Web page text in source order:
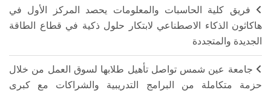
فريق كلية الحاسبات والمعلومات يحصد المركز الأول في
هاكاثون الذكاء الاصطناعي لابتكار حلول ذكية في قطاع الطاقة
الجديدة والمتجددة
جامعة عين شمس تواصل تأهيل طلابها لسوق العمل من خلال
حزمة متكاملة من البرامج التدريبية والشراكات مع كبرى